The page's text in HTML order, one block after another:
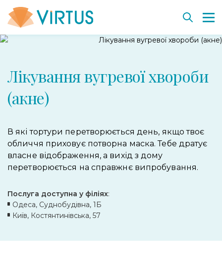
Пластична хірургія
Естетична медицина
Корекція ваги
До і після
Напрямки
Діагностика та процедури
Ключові напрямки
Технології і обладнання
Команда VIRTUS
Історія інституту
До і після
Вакансії
Virtus Education
Дерматохірургія. Пройти навчання
Проект «Лікуємо разом»
Співробітництво
Наші партнери
Клітинне омолодження і терапія
Клітинні препарати SmartCell
Консультанти SmartCell
Банк бiологiчного страхування
Лікування вугревої хвороби
(акне)
В які тортури перетворюється день, якщо твоє
обличчя приховує потворна маска. Тебе дратує
власне відображення, а вихід з дому
перетворюється на справжнє випробування.
Послуга доступна у філіях:
Одеса, Суднобудівна, 1Б
Київ, Костянтинівська, 57